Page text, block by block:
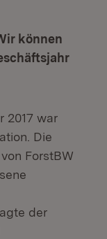
können
2017 war
Die
ForstBW
der